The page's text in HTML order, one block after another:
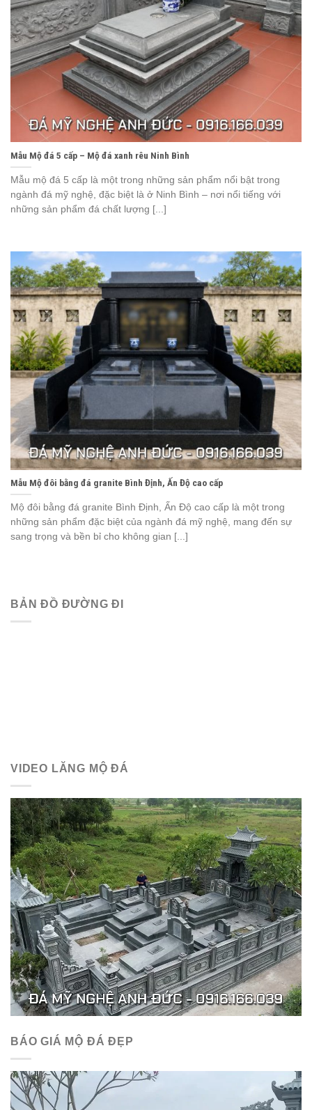
Mẫu Mộ đá 5 cấp – Mộ đá xanh rêu Ninh Bình
Mẫu mộ đá 5 cấp là một trong những sản phẩm nổi bật trong
ngành đá mỹ nghệ, đặc biệt là ở Ninh Bình – nơi nổi tiếng với
những sản phẩm đá chất lượng [...]
Mẫu Mộ đôi bằng đá granite Bình Định, Ấn Độ cao cấp
Mộ đôi bằng đá granite Bình Định, Ấn Độ cao cấp là một trong
những sản phẩm đặc biệt của ngành đá mỹ nghệ, mang đến sự
sang trọng và bền bỉ cho không gian [...]
BẢN ĐỒ ĐƯỜNG ĐI
VIDEO LĂNG MỘ ĐÁ
BÁO GIÁ MỘ ĐÁ ĐẸP